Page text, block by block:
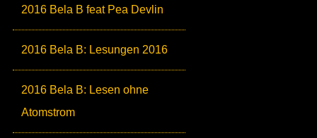
2016 Bela B feat Pea Devlin
2016 Bela B: Lesungen 2016
2016 Bela B: Lesen ohne
Atomstrom